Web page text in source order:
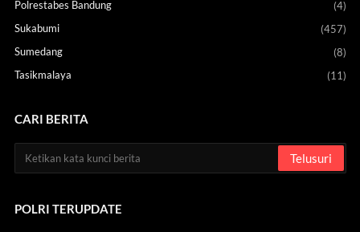
Polrestabes Bandung
(4)
Sukabumi
(457)
Sumedang
(8)
Tasikmalaya
(11)
CARI BERITA
POLRI TERUPDATE